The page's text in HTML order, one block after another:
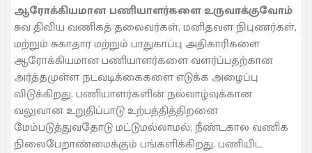
ஆரோக்கியமான பணியாளர்களை உருவாக்குவோம்
சுவ திவிய வணிகத் தலைவர்கள், மனிதவள நிபுணர்கள்,
மற்றும் சுகாதார மற்றும் பாதுகாப்பு அதிகாரிகளை
ஆரோக்கியமான பணியாளர்களை வளர்ப்பதற்கான
அர்த்தமுள்ள நடவடிக்கைகளை எடுக்க அழைப்பு
விடுக்கிறது. பணியாளர்களின் நல்வாழ்வுக்கான
வலுவான உறுதிப்பாடு உற்பத்தித்திறனை
மேம்படுத்துவதோடு மட்டுமல்லாமல், நீண்டகால வணிக
நிலைபேறாண்மைக்கும் பங்களிக்கிறது. பணியிட